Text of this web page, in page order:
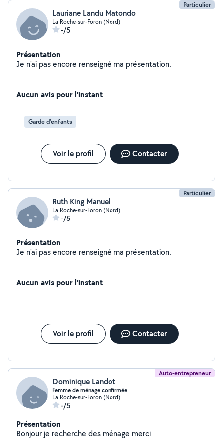
Particulier
Lauriane Landu Matondo
La Roche-sur-Foron (Nord)
-/5
Présentation
Je n'ai pas encore renseigné ma présentation.
Aucun avis pour l'instant
Garde d'enfants
Voir le profil Contacter
Particulier
Ruth King Manuel
La Roche-sur-Foron (Nord)
-/5
Présentation
Je n'ai pas encore renseigné ma présentation.
Aucun avis pour l'instant
Voir le profil Contacter
Auto-entrepreneur
Dominique Landot
Femme de ménage confirmée
La Roche-sur-Foron (Nord)
-/5
Présentation
Bonjour je recherche des ménage merci